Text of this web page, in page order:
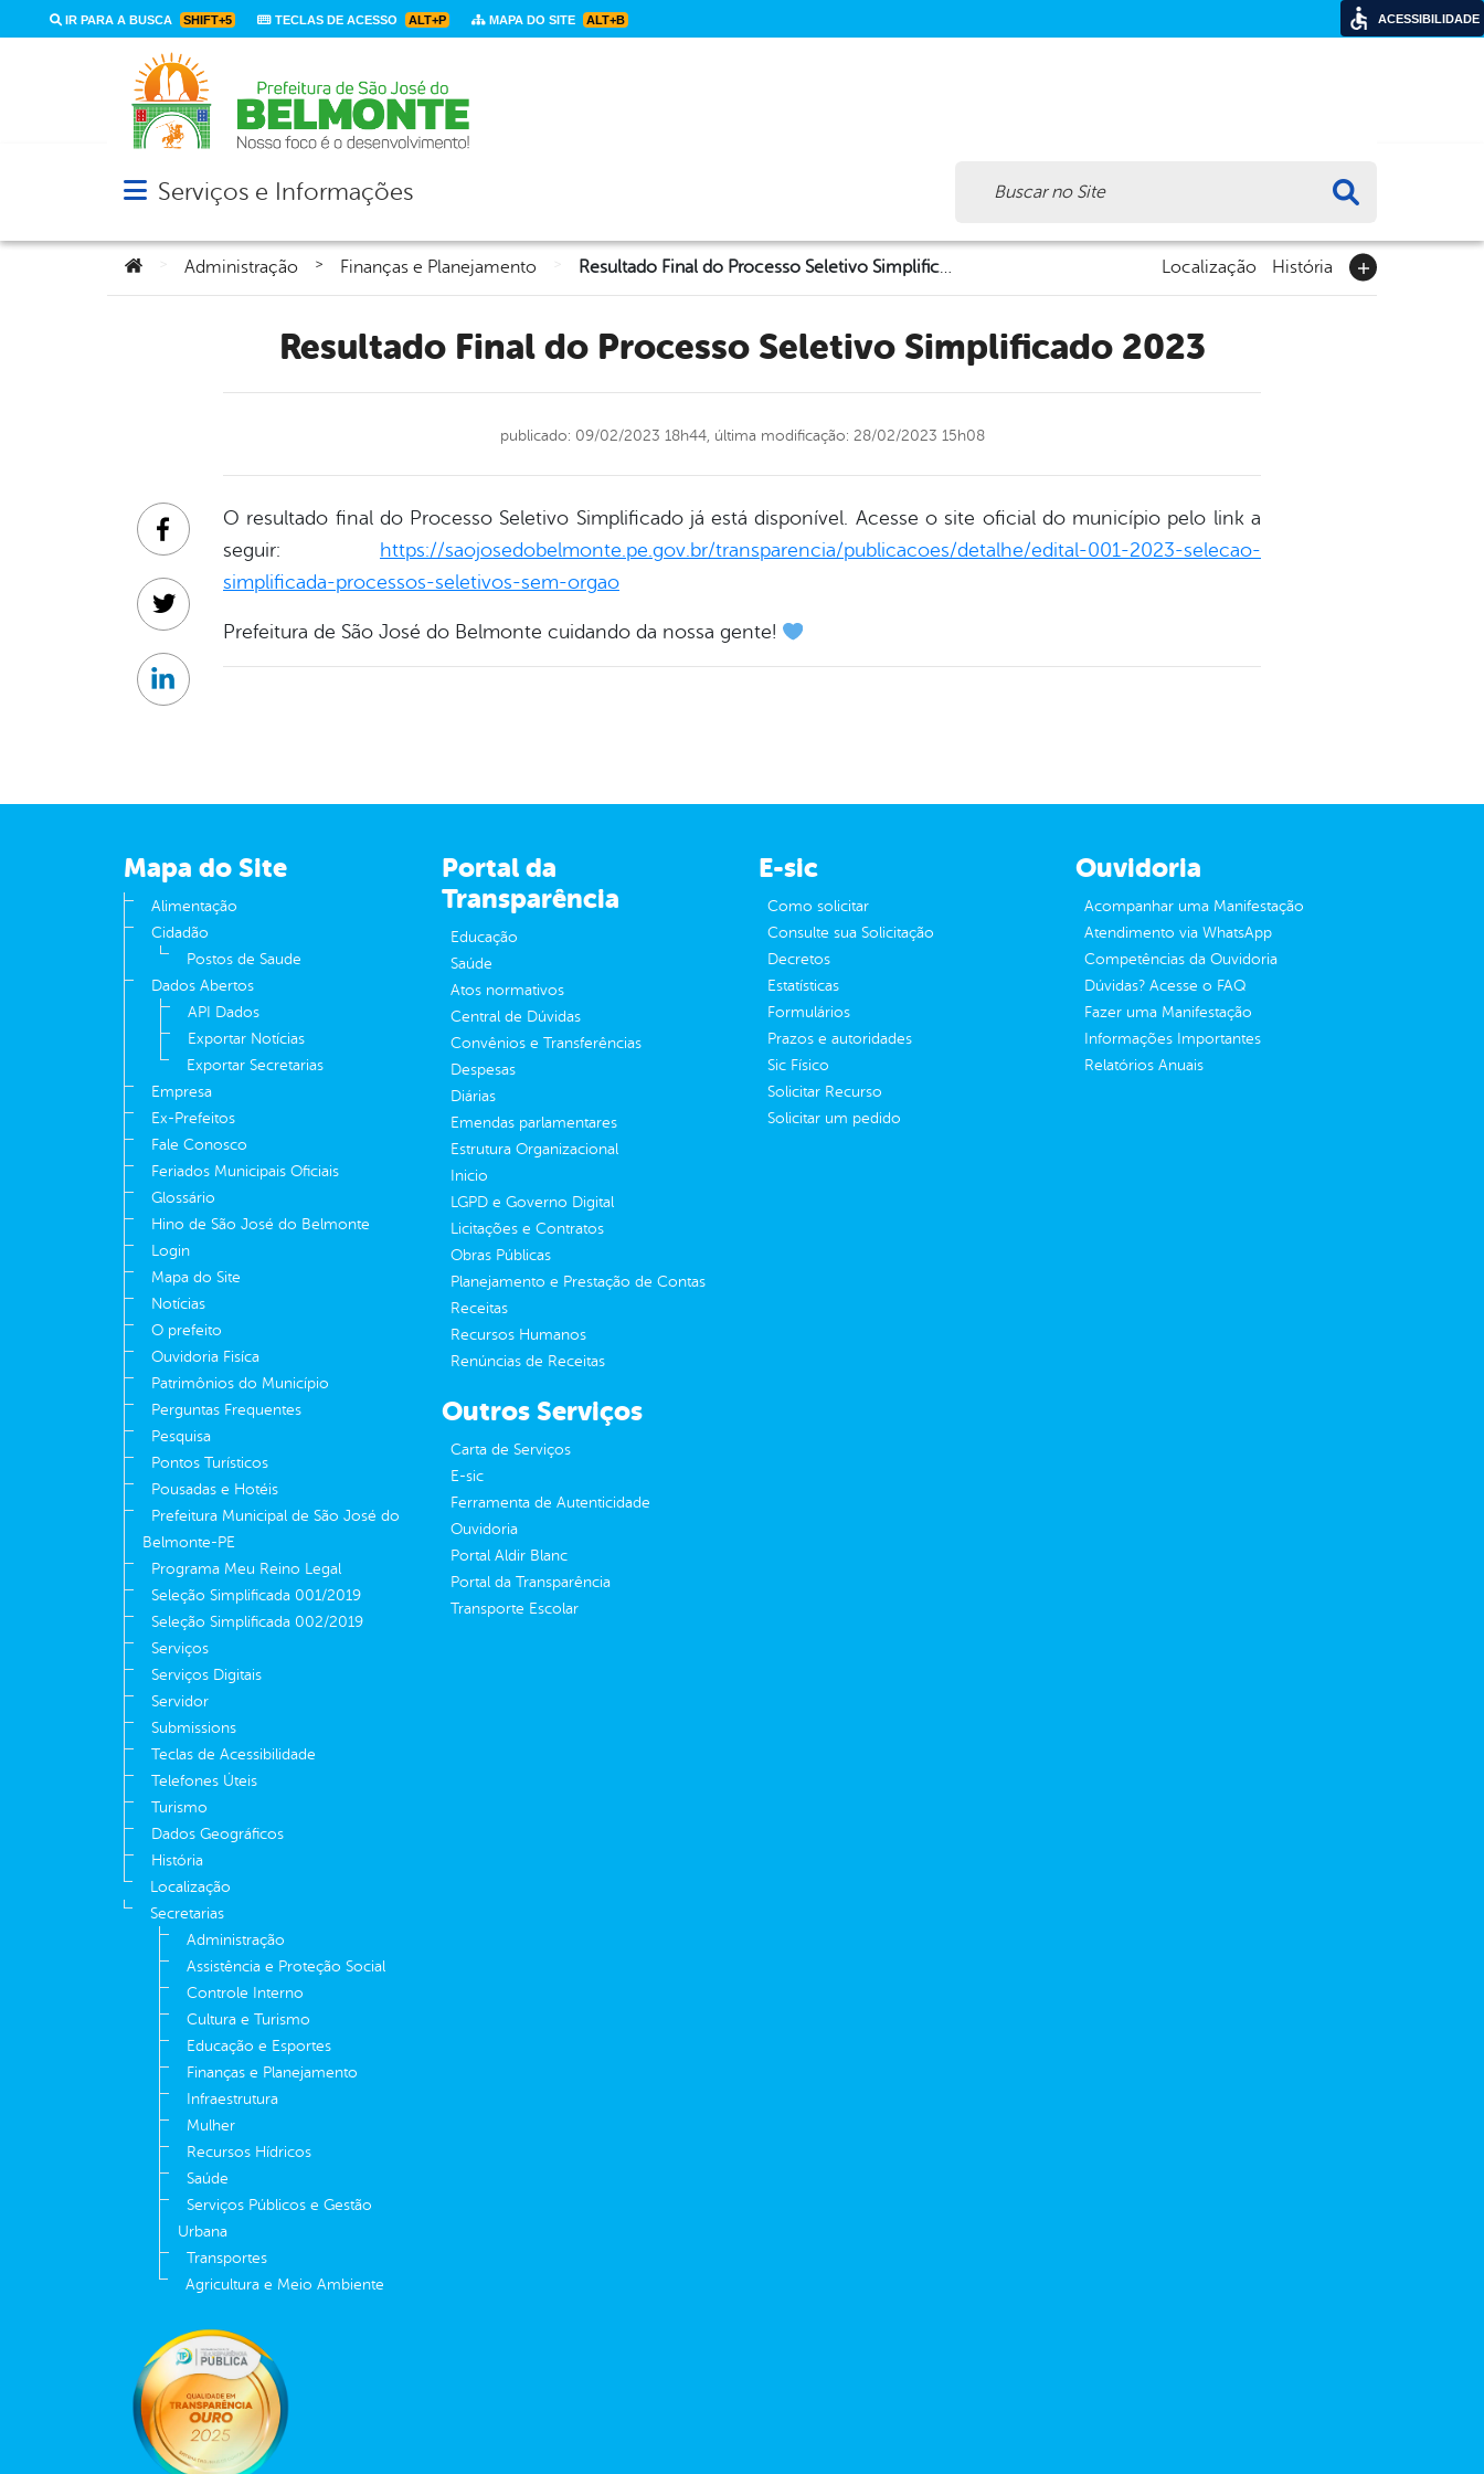
IR PARA A BUSCA SHIFT+5 TECLAS DE ACESSO ALT+P MAPA DO SITE ALT+B
Abrir menu principal de navegação
Serviços e Informações
Você está aqui:Administração > Finanças e Planejamento Resultado Final do Processo Seletivo Simplificado 2023 Localização História
Resultado Final do Processo Seletivo Simplificado 2023
publicado: 09/02/2023 18h44, última modificação: 28/02/2023 15h08
O resultado final do Processo Seletivo Simplificado já está disponível. Acesse o site oficial do município pelo link a
seguir: https://saojosedobelmonte.pe.gov.br/transparencia/publicacoes/detalhe/edital-001-2023-selecao-
simplificada-processos-seletivos-sem-orgao
Prefeitura de São José do Belmonte cuidando da nossa gente!
Facebook
Twitter
Linkedin
Mapa do Site
Alimentação
Cidadão
Postos de Saude
Dados Abertos
API Dados
Exportar Notícias
Exportar Secretarias
Empresa
Ex-Prefeitos
Fale Conosco
Feriados Municipais Oficiais
Glossário
Hino de São José do Belmonte
Login
Mapa do Site
Notícias
O prefeito
Ouvidoria Fisíca
Patrimônios do Município
Perguntas Frequentes
Pesquisa
Pontos Turísticos
Pousadas e Hotéis
Prefeitura Municipal de São José do
Belmonte-PE
Programa Meu Reino Legal
Seleção Simplificada 001/2019
Seleção Simplificada 002/2019
Serviços
Serviços Digitais
Servidor
Submissions
Teclas de Acessibilidade
Telefones Úteis
Turismo
Dados Geográficos
História
Localização
Secretarias
Administração
Assistência e Proteção Social
Controle Interno
Cultura e Turismo
Educação e Esportes
Finanças e Planejamento
Infraestrutura
Mulher
Recursos Hídricos
Saúde
Serviços Públicos e Gestão
Urbana
Transportes
Agricultura e Meio Ambiente
Portal da
Transparência
Educação
Saúde
Atos normativos
Central de Dúvidas
Convênios e Transferências
Despesas
Diárias
Emendas parlamentares
Estrutura Organizacional
Inicio
LGPD e Governo Digital
Licitações e Contratos
Obras Públicas
Planejamento e Prestação de Contas
Receitas
Recursos Humanos
Renúncias de Receitas
E-sic
Como solicitar
Consulte sua Solicitação
Decretos
Estatísticas
Formulários
Prazos e autoridades
Sic Físico
Solicitar Recurso
Solicitar um pedido
Ouvidoria
Acompanhar uma Manifestação
Atendimento via WhatsApp
Competências da Ouvidoria
Dúvidas? Acesse o FAQ
Fazer uma Manifestação
Informações Importantes
Relatórios Anuais
Outros Serviços
Carta de Serviços
E-sic
Ferramenta de Autenticidade
Ouvidoria
Portal Aldir Blanc
Portal da Transparência
Transporte Escolar
ACESSIBILIDADE